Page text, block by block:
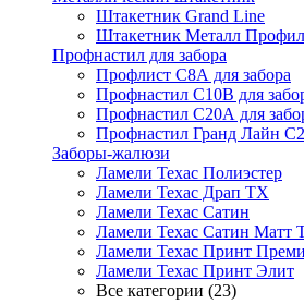
Штакетник Grand Line
Штакетник Металл
Профнастил для забора
Профлист С8А для забора
Профнастил С10В для
Профнастил С20А для
Профнастил Гранд Лайн
Заборы-жалюзи
Ламели Техас Полиэстер
Ламели Техас Драп ТХ
Ламели Техас Сатин
Ламели Техас Сатин Матт
Ламели Техас Принт
Ламели Техас Принт Элит
Все категории (23)